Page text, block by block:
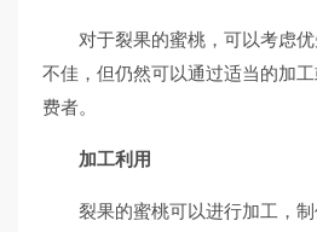
对于裂果的蜜桃，可以考虑
不佳，但仍然可以通过适当的加
费者。
加工利用
裂果的蜜桃可以进行加工，